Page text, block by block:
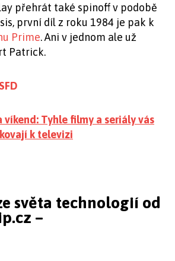
přehrát také spinoff v podobě
první díl z roku 1984 je pak k
Prime. Ani v jednom ale už
Patrick.
víkend: Tyhle filmy a seriály vás
k televizi
světa technologií od
–